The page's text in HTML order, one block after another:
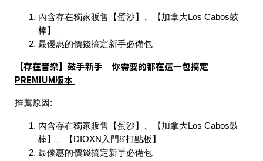
內含存在獨家販售【蛋沙】、【加拿大Los Cabos鼓
棒】
最優惠的價錢搞定新手必備包
【存在音樂】鼓手新手｜你需要的都在這一包搞定
PREMIUM版本
推薦原因:
內含存在獨家販售【蛋沙】、【加拿大Los Cabos鼓
棒】、【DIOXN入門8'打點板】
最優惠的價錢搞定新手必備包